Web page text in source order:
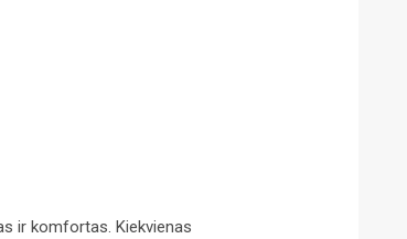
ir komfortas. Kiekvienas